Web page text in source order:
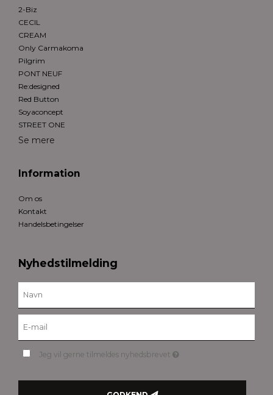
2-Biz
CECIL
CREAM
Only Carmakoma
Pilgrim
PONT NEUF
Re:designed
Red Button
Soyaconcept
STREET ONE
Se mere
Information
Om os
Kontakt
Handelsbetingelser
Nyhedstilmelding
Jeg vil gerne tilmeldes nyhedsbrevet